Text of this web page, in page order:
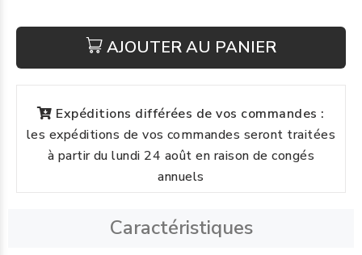
AJOUTER AU PANIER
Expéditions différées de vos commandes :
les expéditions de vos commandes seront traitées
à partir du lundi 24 août en raison de congés
annuels
Caractéristiques